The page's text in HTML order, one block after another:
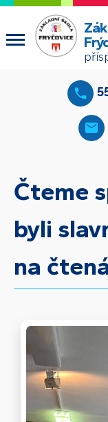
Čteme
byli
na